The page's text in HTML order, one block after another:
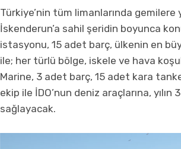
Türkiye’nin tüm limanlarında gemilere
İskenderun’a sahil şeridin boyunca
istasyonu, 15 adet barç, ülkenin en
ile; her türlü bölge, iskele ve hava
Marine, 3 adet barç, 15 adet kara
ekip ile İDO’nun deniz araçlarına,
sağlayacak.